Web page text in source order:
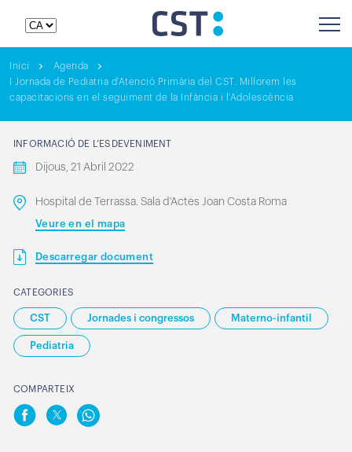
Inici
Agenda
I Jornada de Pediatria d'Atenció Primària del CST. Millorem les
capacitacions en el seguiment de la Infància i l'Adolescència
INFORMACIÓ DE L’ESDEVENIMENT
Dijous, 21 Abril 2022
Hospital de Terrassa. Sala d'Actes Joan Costa Roma
Veure en el mapa
Descarregar document
CATEGORIES
CST Jornades i congressos Materno-infantil
Pediatria
COMPARTEIX